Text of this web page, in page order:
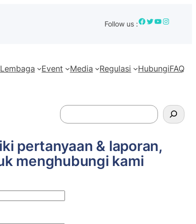
Follow us :Facebook Twitter YouTube Instagram
Lembaga Event Media Regulasi HubungiFAQ
S
e
r
c
pertanyaan & laporan,
menghubungi kami